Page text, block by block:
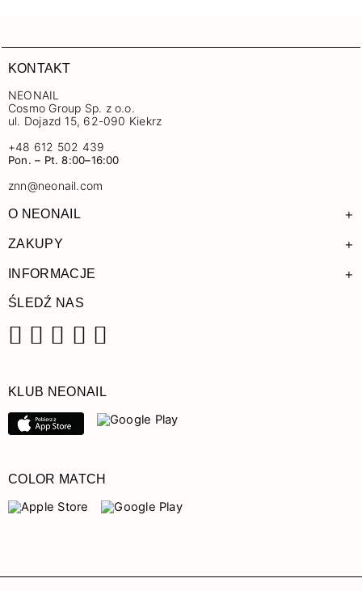
KONTAKT
NEONAIL
Cosmo Group Sp. z o.o.
ul. Dojazd 15, 62-090 Kiekrz
+48 612 502 439
Pon. – Pt. 8:00–16:00
znn@neonail.com
O NEONAIL +
ZAKUPY +
INFORMACJE +
ŚLEDŹ NAS
KLUB NEONAIL
COLOR MATCH